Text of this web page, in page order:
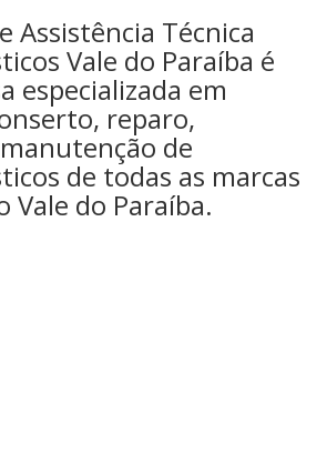
Assistência Técnica
Vale do Paraíba é
especializada em
reparo,
de
de todas as marcas
Vale do Paraíba.